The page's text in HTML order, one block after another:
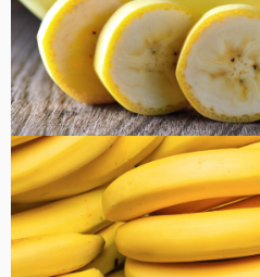
健康・美容